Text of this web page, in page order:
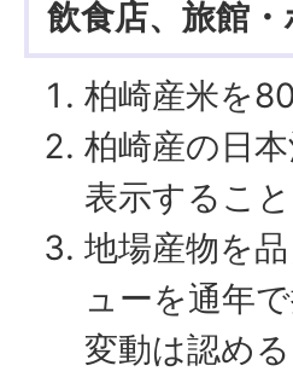
飲食店、旅館
柏崎産米を
柏崎産の日
表示すること
地場産物を
ューを通年
変動は認める